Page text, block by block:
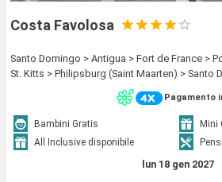
Costa Favolosa
Santo Domingo > Antigua > Fort de France >
St. Kitts > Philipsburg (Saint Maarten) > Santo
Pagamento
Bambini Gratis
Mini
All Inclusive disponibile
lun 18 gen 2027